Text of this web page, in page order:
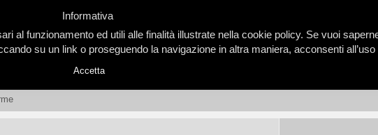
Informativa
al funzionamento ed utili alle finalità illustrate nella cookie policy. Se vuoi
su un link o proseguendo la navigazione in altra maniera, acconsenti all’uso
Accetta